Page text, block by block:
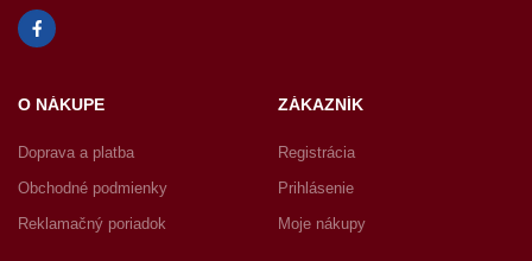
O NÁKUPE
Doprava a platba
Obchodné podmienky
Reklamačný poriadok
ZÁKAZNÍK
Registrácia
Prihlásenie
Moje nákupy